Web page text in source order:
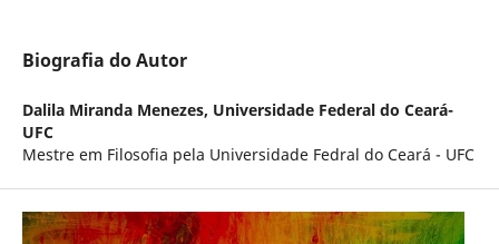
Biografia do Autor
Dalila Miranda Menezes, Universidade Federal do Ceará-
UFC
Mestre em Filosofia pela Universidade Fedral do Ceará - UFC